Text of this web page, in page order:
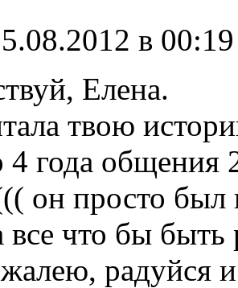
в
Елена.
твою
4 года
он просто был
все что бы
радуйся